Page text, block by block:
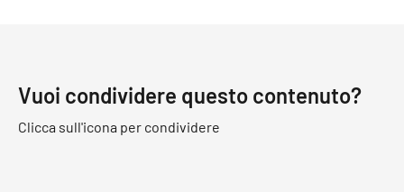
Vuoi condividere questo contenuto?
Clicca sull'icona per condividere